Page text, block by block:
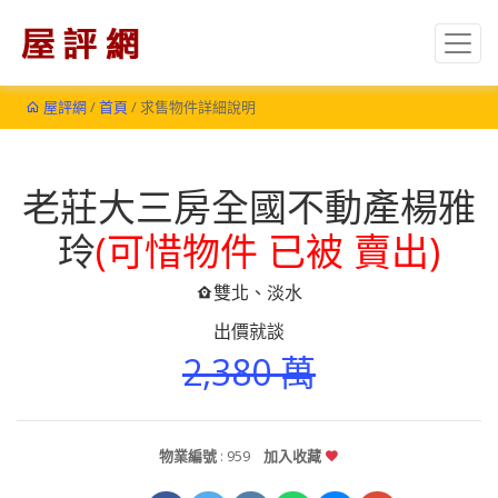
屋評網/首頁 / 求售物件詳細說明
老莊大三房全國不動產楊雅
玲(可惜物件 已被 賣出)
雙北、淡水
出價就談
2,380 萬
物業編號 : 959 加入收藏